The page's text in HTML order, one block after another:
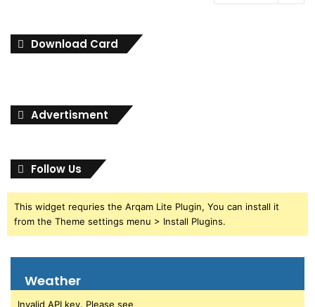
Download Card
Advertisment
Follow Us
This widget requries the Arqam Lite Plugin, You can install it
from the Theme settings menu > Install Plugins.
Weather
Invalid API key. Please see